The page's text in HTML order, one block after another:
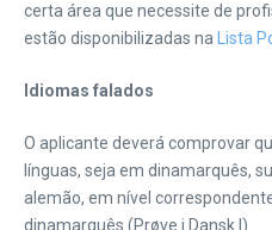
certa área que necessite de
estão disponibilizadas na
Lista
Idiomas falados
O aplicante deverá comprovar
línguas, seja em dinamarquês,
alemão, em nível
dinamarquês (Prøve i Dansk I).